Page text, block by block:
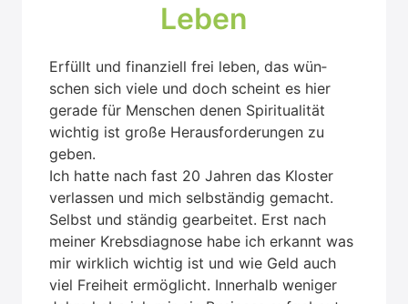
Leben
Erfüllt und finan­zi­ell frei leben, das wün­
schen sich vie­le und doch scheint es hier
gera­de für Men­schen denen Spi­ri­tua­li­tät
wich­tig ist gro­ße Her­aus­for­de­run­gen zu
geben.
Ich hat­te nach fast 20 Jah­ren das Klos­ter
ver­las­sen und mich selb­stän­dig gemacht.
Selbst und stän­dig gear­bei­tet. Erst nach
mei­ner Krebs­dia­gno­se habe ich erkannt was
mir wirk­lich wich­tig ist und wie Geld auch
viel Frei­heit ermög­licht. Inner­halb weni­ger